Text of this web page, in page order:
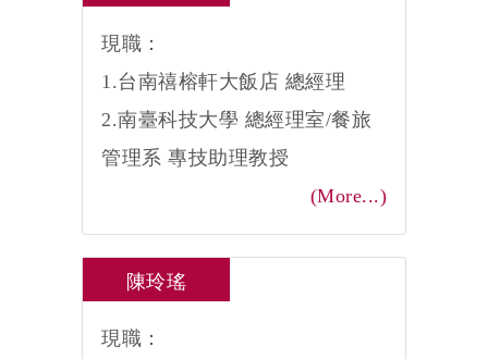
現職：
1.台南禧榕軒大飯店 總經理
2.南臺科技大學 總經理室/餐旅
管理系 專技助理教授
(More...)
陳玲瑤
現職：